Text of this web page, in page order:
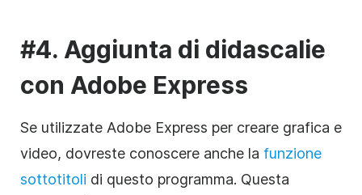
#4. Aggiunta di didascalie
con Adobe Express
Se utilizzate Adobe Express per creare grafica e
video, dovreste conoscere anche la funzione
sottotitoli di questo programma. Questa